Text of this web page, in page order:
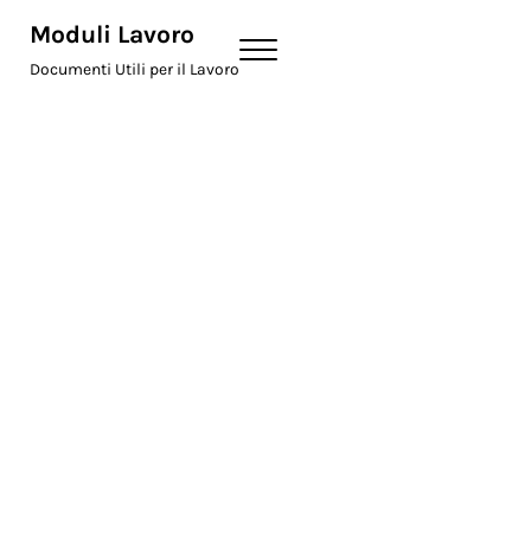
Moduli Lavoro
Documenti Utili per il Lavoro
Menu